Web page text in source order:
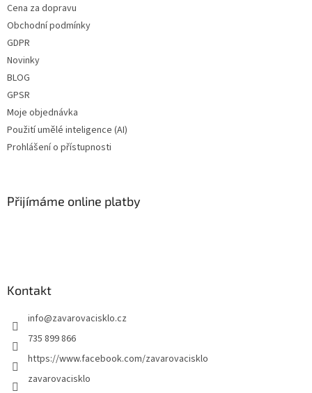
Cena za dopravu
Obchodní podmínky
GDPR
Novinky
BLOG
GPSR
Moje objednávka
Použití umělé inteligence (AI)
Prohlášení o přístupnosti
Přijímáme online platby
Kontakt
info@zavarovacisklo.cz
735 899 866
https://www.facebook.com/zavarovacisklo
zavarovacisklo